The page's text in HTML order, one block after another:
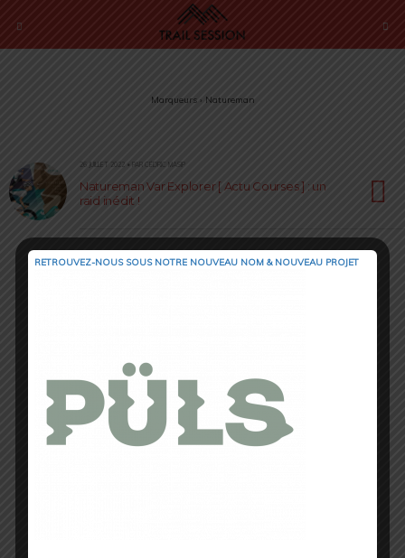
Marqueurs › Natureman
26 JUILLET 2022 • PAR CÉDRIC MASIP
Natureman Var Explorer [ Actu Courses ] : un
raid inédit !
RETROUVEZ-NOUS SOUS NOTRE NOUVEAU NOM & NOUVEAU PROJET